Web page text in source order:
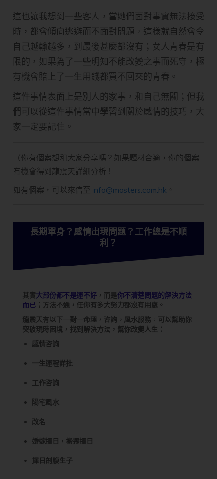
這也讓我想到一些客人，當她們面對事實無法接受
時，都會傾向逃避而不面對問題，這樣就自然會令
自己越輸越多，到最後甚麼都沒有；女人青春是有
限的，如果為了一些明知不能改變之事而死守，極
有機會賠上了一生用錢都買不回來的青春。
這件事情表面上是別人的家事，和自己無關；但我
們可以從這件事情當中學習到關於感情的技巧，大
家一定要記住。
（你有個案想和大家分享嗎？如果題材合適，你的個案
有機會得到龍震天詳細分析！
如有個案，可以來信至 info@masters.com.hk 。
長期單身？感情出現問題？工作總是不順
利？
其實大部份都不是運不好 ，而是你不清楚問題的解決方法
而已 ；方法不通，任你有多大努力都沒有用處。
龍震天有以下一對一命理，咨詢，風水服務，可以幫助你
突破現時困境，找到解決方法，幫你改變人生：
感情咨詢
一生運程詳批
工作咨詢
陽宅風水
改名
婚嫁擇日，搬遷擇日
擇日剖腹生子